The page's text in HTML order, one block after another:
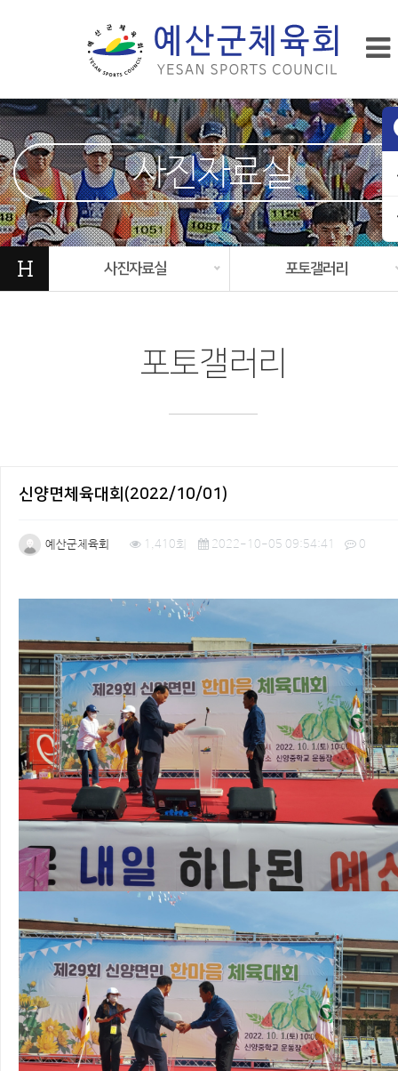
사진자료실
H 사진자료실 포토갤러리
포토갤러리
신양면체육대회(2022/10/01)
예산군체육회 1,410회 2022-10-05 09:54:41 0